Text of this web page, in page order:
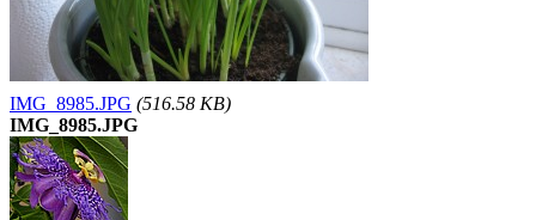
IMG_8985.JPG (516.58 KB)
IMG_8985.JPG